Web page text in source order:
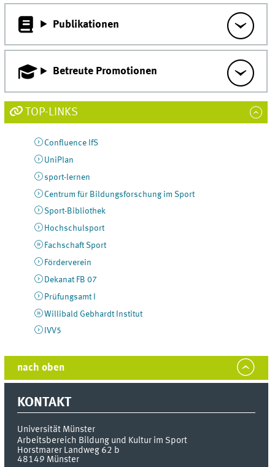
Publikationen
Betreute Promotionen
TOP-LINKS
Confluence IfS
UniPlan
sport-lernen
Centrum für Bildungsforschung im Sport
Sport-Bibliothek
Hochschulsport
Fachschaft Sport
Förderverein
Dekanat FB 07
Prüfungsamt I
Willibald Gebhardt Institut
IVV5
nach oben
KONTAKT
Universität Münster
Arbeitsbereich Bildung und Kultur im Sport
Horstmarer Landweg 62 b
48149 Münster